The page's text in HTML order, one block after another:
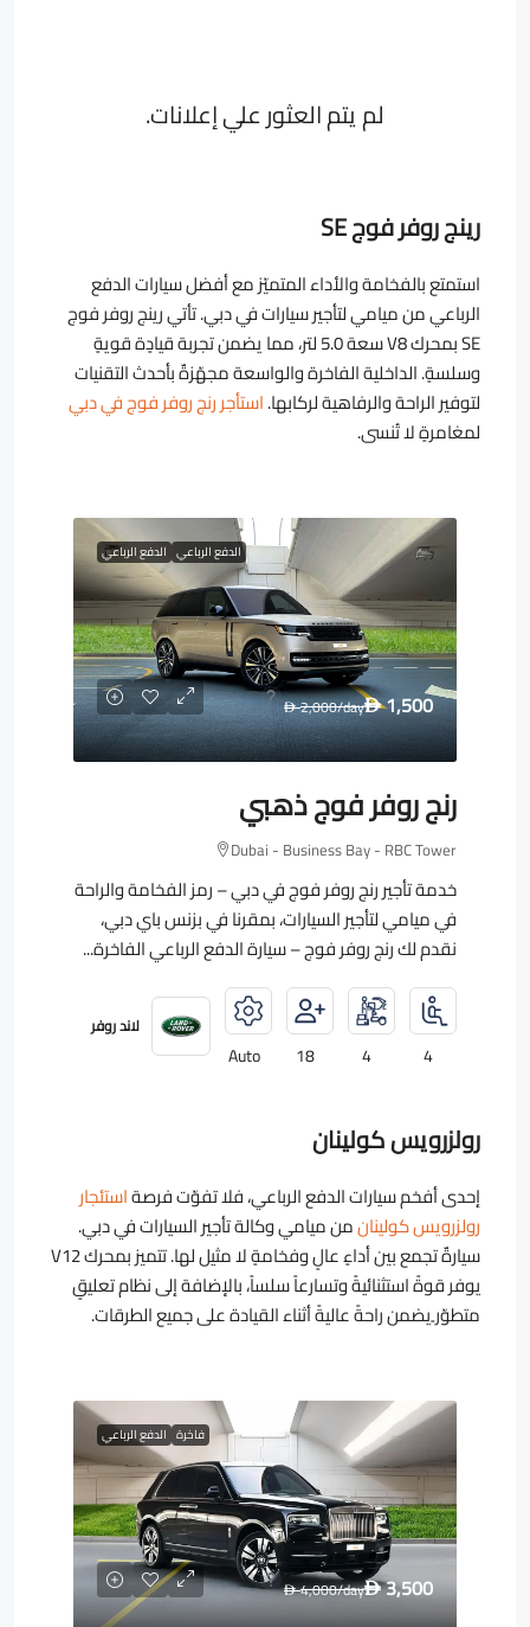
لم يتم العثور علي إعلانات.
رينج روفر فوج SE
استمتع بالفخامة والأداء المتميّز مع أفضل سيارات الدفع
الرباعي من ميامي لتأجير سيارات في دبي. تأتي رينج روفر فوج
SE بمحرك V8 سعة 5.0 لتر، مما يضمن تجربة قيادٍة قويةٍ
وسلسةٍ. الداخلية الفاخرة والواسعة مجهّزةٌ بأحدث التقنيات
لتوفير الراحة والرفاهية لركابها.استأجر رنج روفر فوج في دبي
لمغامرةٍ لا تُنسى.
الدفع الرباعي الدفع الرباعي
D1,500
D2,000/day
رنج روفر فوج ذهبي
Dubai - Business Bay - RBC Tower
خدمة تأجير رنج روفر فوج في دبي – رمز الفخامة والراحة
في ميامي لتأجير السيارات، بمقرنا في بزنس باي دبي،
نقدم لك رنج روفر فوج – سيارة الدفع الرباعي الفاخرة...
4
4
18
Auto
لاند روفر
رولزرويس كولينان
إحدى أفخم سيارات الدفع الرباعي، فلا تفوّت فرصةاستئجار
رولزرويس كولينانمن ميامي وكالة تأجير السيارات في دبي.
سيارةٌ تجمع بين أداءٍ عالٍ وفخامةٍ لا مثيل لها. تتميز بمحرك V12
يوفر قوةً استثنائيةً وتسارعاً سلساً، بالإضافة إلى نظام تعليقٍ
متطوّر ٍيضمن راحةً عاليةً أثناء القيادة على جميع الطرقات.
فاخرة الدفع الرباعي
D3,500
D4,000/day